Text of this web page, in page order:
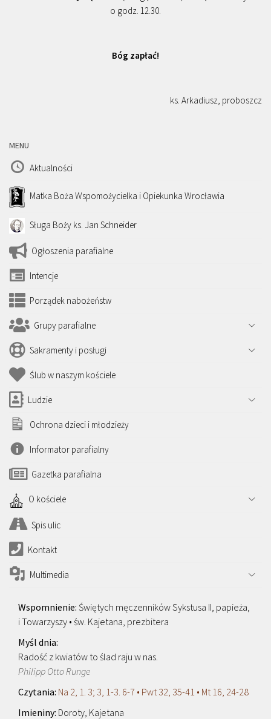
o godz. 12.30.
Bóg zapłać!
ks. Arkadiusz, proboszcz
MENU
Aktualności
Matka Boża Wspomożycielka i Opiekunka Wrocławia
Sługa Boży ks. Jan Schneider
Ogłoszenia parafialne
Intencje
Porządek nabożeństw
Grupy parafialne
Sakramenty i posługi
Ślub w naszym kościele
Ludzie
Ochrona dzieci i młodzieży
Informator parafialny
Gazetka parafialna
O kościele
Spis ulic
Kontakt
Multimedia
Świętych męczenników Sykstusa II, papieża,
i Towarzyszy • św. Kajetana, prezbitera
Radość z kwiatów to ślad raju w nas.
Philipp Otto Runge
Na 2, 1. 3; 3, 1-3. 6-7 • Pwt 32, 35-41 • Mt 16, 24-28
Doroty, Kajetana